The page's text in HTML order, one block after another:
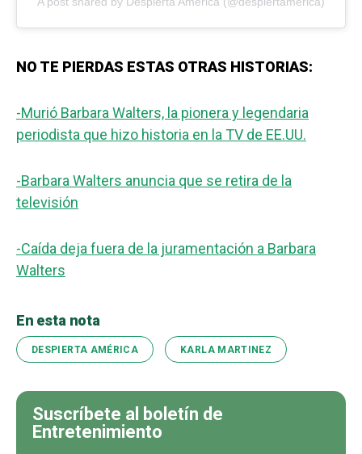
NO TE PIERDAS ESTAS OTRAS HISTORIAS:
-Murió Barbara Walters, la pionera y legendaria
periodista que hizo historia en la TV de EE.UU.
-Barbara Walters anuncia que se retira de la
televisión
-Caída deja fuera de la juramentación a Barbara
Walters
En esta nota
DESPIERTA AMÉRICA KARLA MARTINEZ
Suscríbete al boletín de
Entretenimiento